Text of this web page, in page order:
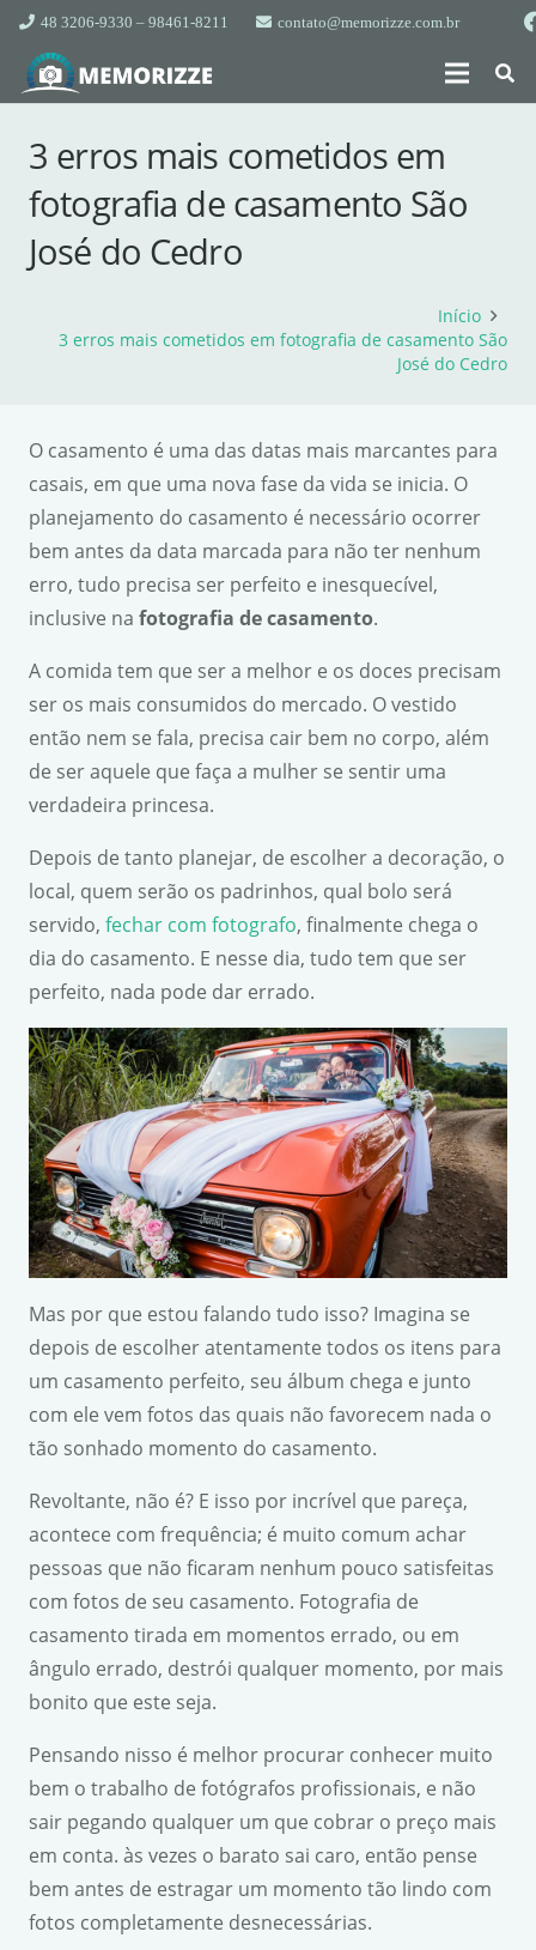
48 3206-9330 – 98461-8211 contato@memorizze.com.br
3 erros mais cometidos em
fotografia de casamento São
José do Cedro
Início
3 erros mais cometidos em fotografia de casamento São
José do Cedro
O casamento é uma das datas mais marcantes para
casais, em que uma nova fase da vida se inicia. O
planejamento do casamento é necessário ocorrer
bem antes da data marcada para não ter nenhum
erro, tudo precisa ser perfeito e inesquecível,
inclusive na fotografia de casamento.
A comida tem que ser a melhor e os doces precisam
ser os mais consumidos do mercado. O vestido
então nem se fala, precisa cair bem no corpo, além
de ser aquele que faça a mulher se sentir uma
verdadeira princesa.
Depois de tanto planejar, de escolher a decoração, o
local, quem serão os padrinhos, qual bolo será
servido, fechar com fotografo, finalmente chega o
dia do casamento. E nesse dia, tudo tem que ser
perfeito, nada pode dar errado.
Mas por que estou falando tudo isso? Imagina se
depois de escolher atentamente todos os itens para
um casamento perfeito, seu álbum chega e junto
com ele vem fotos das quais não favorecem nada o
tão sonhado momento do casamento.
Revoltante, não é? E isso por incrível que pareça,
acontece com frequência; é muito comum achar
pessoas que não ficaram nenhum pouco satisfeitas
com fotos de seu casamento. Fotografia de
casamento tirada em momentos errado, ou em
ângulo errado, destrói qualquer momento, por mais
bonito que este seja.
Pensando nisso é melhor procurar conhecer muito
bem o trabalho de fotógrafos profissionais, e não
sair pegando qualquer um que cobrar o preço mais
em conta. às vezes o barato sai caro, então pense
bem antes de estragar um momento tão lindo com
fotos completamente desnecessárias.